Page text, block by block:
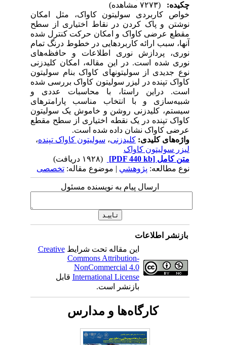
چکیده:
خواص کاربردی سولیتون کاواک، مثل امکان
نوشتن و پاک کردن در نقاط اختیاری از سطح
مقطع عرضی کاواک و امکان حرکت کنترل شده
آنها، سبب ارائه کاربردهایی در خطوط درنگ تمام
نوری، پردازش نوری اطلاعات و حافظه‌های
نوری شده است. در این مقاله، امکان کلیدزنی
نوع جدیدی از سولیتونهای کاواک بنام سولیتون
کاواک تپنده در لیزر سولیتون کاواک بررسی شده
است. دراین راستا، با محاسبات عددی و
شبیه‌سازی و با انتخاب مناسب پارامترهای
سیستم، کلیدزنی روشن و خاموش یک سولیتون
کاواک تپنده در یک نقطه اختیاری از سطح مقطع
عرضی کاواک نشان داده شده است.
واژه‌های کلیدی:کلیدزنی،سولیتون کاواک تپنده،
لیزر سولیتون کاواک
متن کامل[PDF 440 kb]
نوع مطالعه:پژوهشي| موضوع مقاله:تخصصی
ارسال پیام به نویسنده مسئول
بازنشر اطلاعات
این مقاله تحت شرایطCreative
Commons Attribution-
NonCommercial 4.0
International Licenseقابل
بازنشر است.
کارگاه‌ها و مدارس